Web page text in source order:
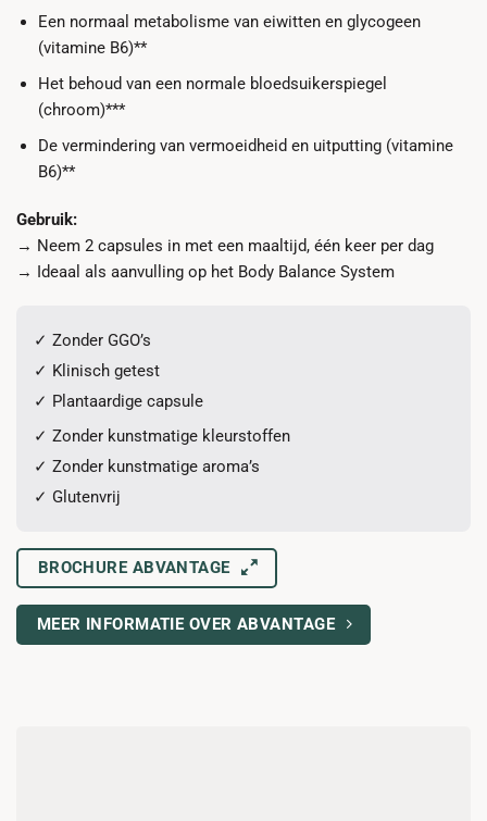
Een normaal metabolisme van eiwitten en glycogeen
(vitamine B6)**
Het behoud van een normale bloedsuikerspiegel
(chroom)***
De vermindering van vermoeidheid en uitputting (vitamine
B6)**
Gebruik:
→ Neem 2 capsules in met een maaltijd, één keer per dag
→ Ideaal als aanvulling op het Body Balance System
✓ Zonder GGO’s
✓ Klinisch getest
✓ Plantaardige capsule
✓ Zonder kunstmatige kleurstoffen
✓ Zonder kunstmatige aroma’s
✓ Glutenvrij
BROCHURE ABVANTAGE
MEER INFORMATIE OVER ABVANTAGE